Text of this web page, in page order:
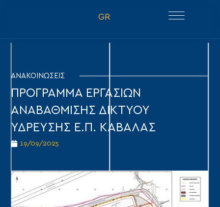
GR
ΑΝΑΚΟΙΝΩΣΕΙΣ
ΠΡΟΓΡΑΜΜΑ ΕΡΓΑΣΙΩΝ
ΑΝΑΒΑΘΜΙΣΗΣ ΔΙΚΤΥΟΥ
ΥΔΡΕΥΣΗΣ Ε.Π. ΚΑΒΑΛΑΣ
19/09/2025